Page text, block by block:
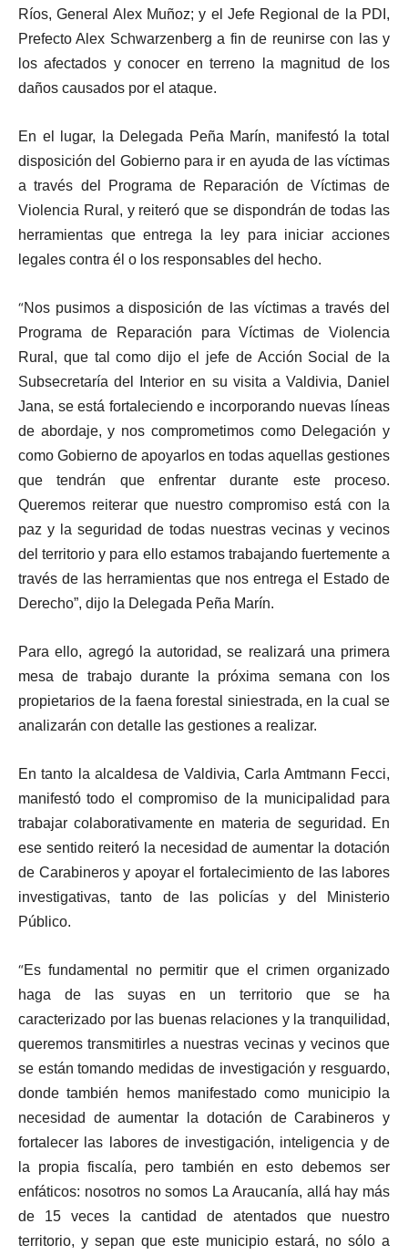
Ríos, General Alex Muñoz; y el Jefe Regional de la PDI,
Prefecto Alex Schwarzenberg a fin de reunirse con las y
los afectados y conocer en terreno la magnitud de los
daños causados por el ataque.
En el lugar, la Delegada Peña Marín, manifestó la total
disposición del Gobierno para ir en ayuda de las víctimas
a través del Programa de Reparación de Víctimas de
Violencia Rural, y reiteró que se dispondrán de todas las
herramientas que entrega la ley para iniciar acciones
legales contra él o los responsables del hecho.
“Nos pusimos a disposición de las víctimas a través del
Programa de Reparación para Víctimas de Violencia
Rural, que tal como dijo el jefe de Acción Social de la
Subsecretaría del Interior en su visita a Valdivia, Daniel
Jana, se está fortaleciendo e incorporando nuevas líneas
de abordaje, y nos comprometimos como Delegación y
como Gobierno de apoyarlos en todas aquellas gestiones
que tendrán que enfrentar durante este proceso.
Queremos reiterar que nuestro compromiso está con la
paz y la seguridad de todas nuestras vecinas y vecinos
del territorio y para ello estamos trabajando fuertemente a
través de las herramientas que nos entrega el Estado de
Derecho”, dijo la Delegada Peña Marín.
Para ello, agregó la autoridad, se realizará una primera
mesa de trabajo durante la próxima semana con los
propietarios de la faena forestal siniestrada, en la cual se
analizarán con detalle las gestiones a realizar.
En tanto la alcaldesa de Valdivia, Carla Amtmann Fecci,
manifestó todo el compromiso de la municipalidad para
trabajar colaborativamente en materia de seguridad. En
ese sentido reiteró la necesidad de aumentar la dotación
de Carabineros y apoyar el fortalecimiento de las labores
investigativas, tanto de las policías y del Ministerio
Público.
“Es fundamental no permitir que el crimen organizado
haga de las suyas en un territorio que se ha
caracterizado por las buenas relaciones y la tranquilidad,
queremos transmitirles a nuestras vecinas y vecinos que
se están tomando medidas de investigación y resguardo,
donde también hemos manifestado como municipio la
necesidad de aumentar la dotación de Carabineros y
fortalecer las labores de investigación, inteligencia y de
la propia fiscalía, pero también en esto debemos ser
enfáticos: nosotros no somos La Araucanía, allá hay más
de 15 veces la cantidad de atentados que nuestro
territorio, y sepan que este municipio estará, no sólo a